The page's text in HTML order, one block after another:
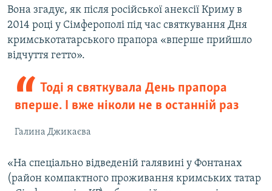
Вона згадує, як після російської анексії Криму в
2014 році у Сімферополі під час святкування Дня
кримськотатарського прапора «вперше прийшло
відчуття гетто».
Тоді я святкувала День прапора
вперше. І вже ніколи не в останній раз
Галина Джикаєва
«На спеціально відведеній галявині у Фонтанах
(район компактного проживання кримських татар